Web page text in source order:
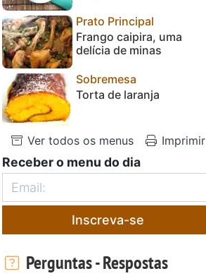
Prato Principal
Frango caipira, uma
delícia de minas
Sobremesa
Torta de laranja
Ver todos os menus Imprimir
Receber o menu do dia
Inscreva-se
Perguntas - Respostas